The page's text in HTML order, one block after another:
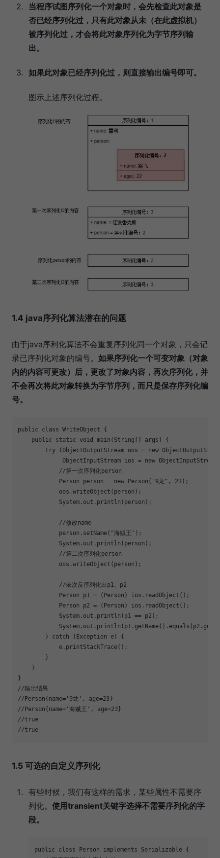
当程序试图序列化一个对象时，会先检查此对象是
否已经序列化过，只有此对象从未（在此虚拟机）
被序列化过，才会将此对象序列化为字节序列输
出。
如果此对象已经序列化过，则直接输出编号即可。
图示上述序列化过程。
1.4 java序列化算法潜在的问题
由于java序利化算法不会重复序列化同一个对象，只会记
录已序列化对象的编号。 如果序列化一个可变对象（对象
内的内容可更改）后，更改了对象内容，再次序列化，并
不会再次将此对象转换为字节序列，而只是保存序列化编
号。
public class WriteObject
{
public
static void main (String[] args)
{
try (ObjectOutputStream oos = new
ObjectInputStream ios = new ObjectInputStream(
//第一次序列化person
Person person = new Person( "9龙" , 23 );
oos.writeObject(person);
System.out.println(person);
//修改name
person.setName( "海贼王" );
System.out.println(person);
//第二次序列化person
oos.writeObject(person);
//依次反序列化出p1、p2
Person p1 = (Person) ios.readObject();
Person p2 = (Person) ios.readObject();
System.out.println(p1 == p2);
} catch (Exception e) {
e.printStackTrace();
}
}
}
//输出结果
//Person{name='9龙', age=23}
//Person{name='海贼王', age=23}
//true
//true
1.5 可选的自定义序列化
有些时候，我们有这样的需求，某些属性不需要序
列化。 使用transient关键字选择不需要序列化的字
段。
public class Person implements Serializable {